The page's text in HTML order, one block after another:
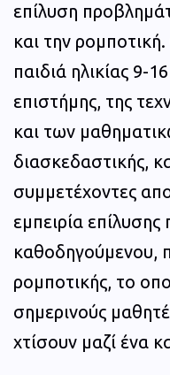
επίλυση
και την
παιδιά ηλικίας 9-
επιστήμης, της
και των
διασκεδαστικής,
συμμετέχοντες
εμπειρία
καθοδηγούμενου,
ρομποτικής, το
σημερινούς
χτίσουν μαζί ένα